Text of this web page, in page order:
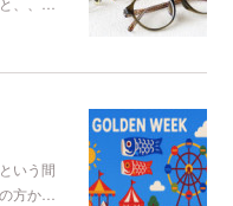
いう間
方か…